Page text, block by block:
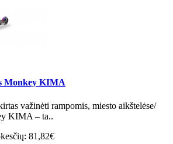
Monkey KIMA
važinėti rampomis, miesto aikštelėse/
KIMA – ta..
81,82€